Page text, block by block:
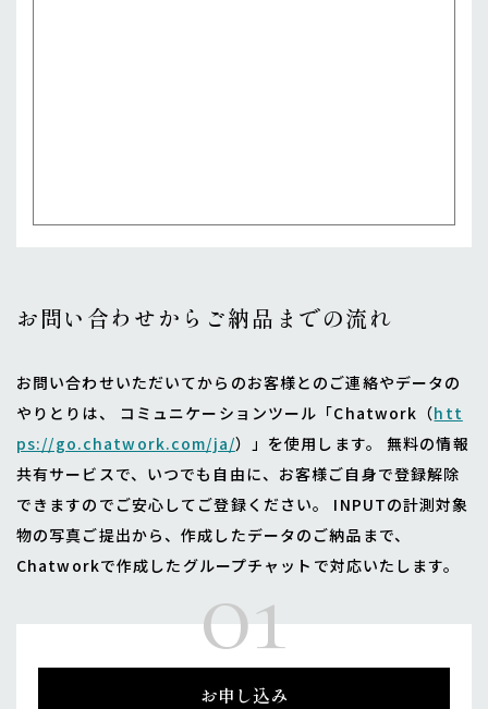
お問い合わせからご納品までの流れ
お問い合わせいただいてからのお客様とのご連絡やデータの
やりとりは、 コミュニケーションツール「Chatwork（htt
ps://go.chatwork.com/ja/）」を使用します。 無料の情報
共有サービスで、いつでも自由に、お客様ご自身で登録解除
できますのでご安心してご登録ください。 INPUTの計測対象
物の写真ご提出から、作成したデータのご納品まで、
Chatworkで作成したグループチャットで対応いたします。
01
お申し込み